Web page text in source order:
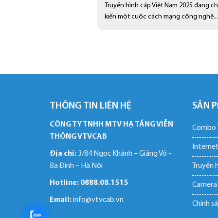
Truyền hình cáp Việt Nam 2025 đang
kiến một cuộc cách mạng công nghệ...
THÔNG TIN LIÊN HỆ
CÔNG TY TNHH MTV HẠ TẦNG VIỄN
THÔNG VTVCAB
Địa chỉ: 3/84 Ngọc Khánh – Giảng Võ -
Ba Đình – Hà Nội
Hotline: 0888.08.1515
Email:info@vtvcab.vn
SẢN
Combo
Truyền
Camera
Chính